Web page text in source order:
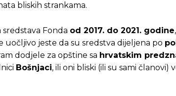
bliskih strankama.
Fonda od 2017. do 2021. godine
jeste da su sredstva dijeljena po
dodjele za opštine sa hrvatskim
Bošnjaci, ili oni bliski (ili su sami članovi)